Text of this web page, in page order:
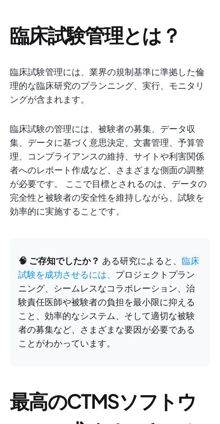
臨床試験管理とは？
臨床試験管理には、業界の規制基準に準拠した倫
理的な臨床研究のプランニング、実行、モニタリ
ングが含まれます。
臨床試験の管理には、被験者の募集、データ収
集、データに基づく意思決定、文書管理、予算管
理、コンプライアンスの維持、サイトや利害関係
者へのレポート作成など、さまざまな側面の調整
が必要です。 ここで目標とされるのは、データの
完全性と被験者の安全性を維持しながら、試験を
効率的に実施することです。
🧠 ご存知でしたか？ ある研究によると、 臨床
試験を成功させるには、 プロジェクトプラン
ニング、シームレスなコラボレーション、治
験責任医師や被験者の負担を最小限に抑える
こと、効率的なシステム、そして適切な被験
者の募集など、さまざまな要因が必要である
ことがわかっています。
最高のCTMSソフトウ